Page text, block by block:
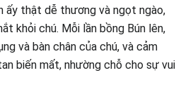
ấy thật dễ thương và ngọt ngào,
khỏi chú. Mỗi lần bồng Bún lên,
và bàn chân của chú, và cảm
biến mất, nhường chỗ cho sự vui